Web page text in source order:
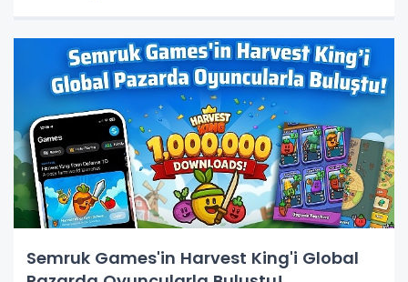
Semruk Games'in Harvest King'i Global